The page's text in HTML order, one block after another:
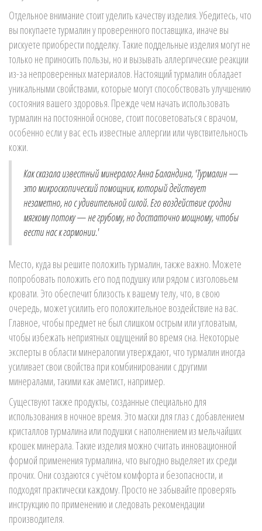
Отдельное внимание стоит уделить качеству изделия. Убедитесь, что
вы покупаете турмалин у проверенного поставщика, иначе вы
рискуете приобрести подделку. Такие поддельные изделия могут не
только не приносить пользы, но и вызывать аллергические реакции
из-за непроверенных материалов. Настоящий турмалин обладает
уникальными свойствами, которые могут способствовать улучшению
состояния вашего здоровья. Прежде чем начать использовать
турмалин на постоянной основе, стоит посоветоваться с врачом,
особенно если у вас есть известные аллергии или чувствительность
кожи.
Как сказала известный минералог Анна Баландина, 'Турмалин —
это микроскопический помощник, который действует
незаметно, но с удивительной силой. Его воздействие сродни
мягкому потоку — не грубому, но достаточно мощному, чтобы
вести нас к гармонии.'
Место, куда вы решите положить турмалин, также важно. Можете
попробовать положить его под подушку или рядом с изголовьем
кровати. Это обеспечит близость к вашему телу, что, в свою
очередь, может усилить его положительное воздействие на вас.
Главное, чтобы предмет не был слишком острым или угловатым,
чтобы избежать неприятных ощущений во время сна. Некоторые
эксперты в области минералогии утверждают, что турмалин иногда
усиливает свои свойства при комбинировании с другими
минералами, такими как аметист, например.
Существуют также продукты, созданные специально для
использования в ночное время. Это маски для глаз с добавлением
кристаллов турмалина или подушки с наполнением из мельчайших
крошек минерала. Такие изделия можно считать инновационной
формой применения турмалина, что выгодно выделяет их среди
прочих. Они создаются с учётом комфорта и безопасности, и
подходят практически каждому. Просто не забывайте проверять
инструкцию по применению и следовать рекомендации
производителя.